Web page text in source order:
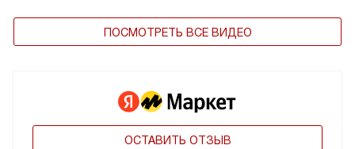
ПОСМОТРЕТЬ ВСЕ ВИДЕО
ОСТАВИТЬ ОТЗЫВ